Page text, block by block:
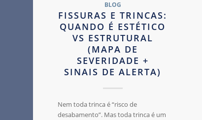
BLOG
FISSURAS E TRINCAS:
QUANDO É ESTÉTICO
VS ESTRUTURAL
(MAPA DE
SEVERIDADE +
SINAIS DE ALERTA)
Nem toda trinca é “risco de
desabamento”. Mas toda trinca é um